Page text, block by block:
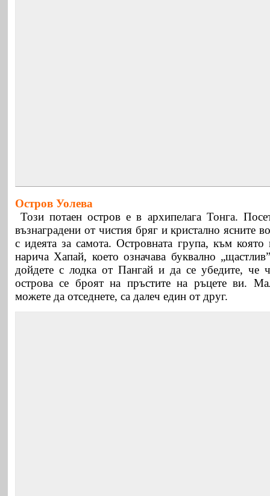
Остров Уолева
Този потаен остров е в архипелага Тонга.
възнаградени от чистия бряг и кристално ясните
с идеята за самота. Островната група, към
нарича Хапай, което означава буквално
дойдете с лодка от Пангай и да се убедите, че
острова се броят на пръстите на ръцете ви.
можете да отседнете, са далеч един от друг.